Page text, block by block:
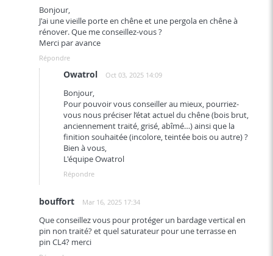
Bonjour,
J'ai une vieille porte en chêne et une pergola en chêne à
rénover. Que me conseillez-vous ?
Merci par avance
Répondre
Owatrol Oct 03, 2025 14:09
Bonjour,
Pour pouvoir vous conseiller au mieux, pourriez-
vous nous préciser l’état actuel du chêne (bois brut,
anciennement traité, grisé, abîmé…) ainsi que la
finition souhaitée (incolore, teintée bois ou autre) ?
Bien à vous,
L'équipe Owatrol
Répondre
bouffort Mar 16, 2025 17:34
Que conseillez vous pour protéger un bardage vertical en
pin non traité? et quel saturateur pour une terrasse en
pin CL4? merci